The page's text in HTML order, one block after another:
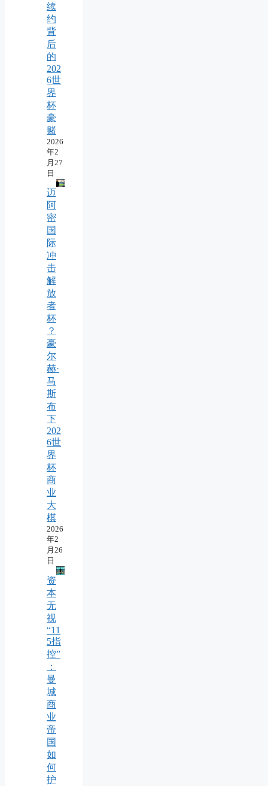
续
约
背
后
的
202
6世
界
杯
豪
赌
2026
年2
月27
日
迈
阿
密
国
际
冲
击
解
放
者
杯
？
豪
尔
赫·
马
斯
布
下
202
6世
界
杯
商
业
大
棋
2026
年2
月26
日
资
本
无
视
“11
5指
控”
：
曼
城
商
业
帝
国
如
何
护